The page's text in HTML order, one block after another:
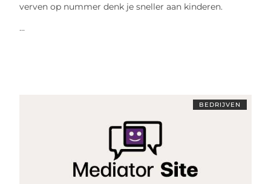
verven op nummer denk je sneller aan kinderen.
...
BEDRIJVEN